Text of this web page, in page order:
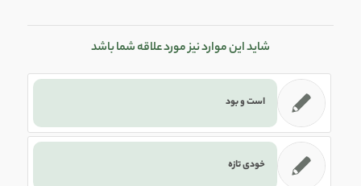
شاید این موارد نیز مورد علاقه شما باشد
است و بود
خودی تازه